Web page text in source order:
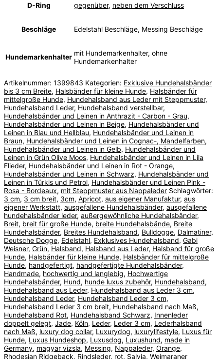
D-Ring gegenüber, neben dem Verschluss
Beschläge Edelstahl Beschläge, Messing Beschläge
Hundemarkenhalter mit Hundemarkenhalter, ohne
Hundemarkenhalter
Artikelnummer: 1399843 Kategorien: Exklusive Hundehalsbänder
bis 3 cm Breite, Halsbänder für kleine Hunde, Halsbänder für
mittelgroße Hunde, Hundehalsband aus Leder mit Steppmuster,
Hundehalsband Leder, Hundehalsband verstellbar,
Hundehalsbänder und Leinen in Anthrazit - Carbon - Grau,
Hundehalsbänder und Leinen in Beige, Hundehalsbänder und
Leinen in Blau und Hellblau, Hundehalsbänder und Leinen in
Braun, Hundehalsbänder und Leinen in Cognac-, Mandelfarben,
Hundehalsbänder und Leinen in Gelb, Hundehalsbänder und
Leinen in Grün Olive Moos, Hundehalsbänder und Leinen in Lila
Flieder, Hundehalsbänder und Leinen in Rot - Orange,
Hundehalsbänder und Leinen in Schwarz, Hundehalsbänder und
Leinen in Türkis und Petrol, Hundehalsbänder und Leinen Pink -
Rosa - Bordeaux, mit Steppmuster aus Nappaleder Schlagwörter:
3 cm, 3 cm breit, 3cm, Apricot, aus eigener Manufaktur, aus
eigener Werkstatt, ausgefallene Hundehalsbänder, ausgefallene
hundehalsbänder leder, außergewöhnliche Hundehalsbänder,
Breit, breit für große Hunde, breite Hundehalsbände, Breite
Hundehalsbänder, Breites Hundehalsband, Bulldogge, Dalmatiner,
Deutsche Dogge, Edelstahl, Exklusives Hundehalsband, Gabi
Weisner, Grün, Halsband, Halsband aus Leder, Halsband für große
Hunde, Halsbänder für kleine Hunde, Halsbänder für mittelgroße
Hunde, handgefertigt, handgefertigte Hundehalsbänder,
Handmade, hochwertig und langlebig, Hochwertige
Hundehalsbänder, Hund, hunde luxus zubehör, Hundehalsband,
Hundehalsband aus Leder, Hundehalsband aus Leder 3 cm,
Hundehalsband Leder, Hundehalsband Leder 3 cm,
Hundehalsband Leder 3 cm breit, Hundehalsband nach Maß,
Hundehalsband Rot, Hundehalsband Schwarz, Innenleder
doppelt gelegt, Jade, Köln, Leder, Leder 3 cm, Lederhalsband
nach Maß, luxury dog collar, Luxurydog, luxurylifestyle, Luxus für
Hunde, Luxus Hundeshop, Luxusdog, Luxushund, made in
Germany, magyar vizsla, Messing, Nappaleder, Orange,
Rhodesian Ridgeback, Rindsleder, rot, Salvia, Weimaraner